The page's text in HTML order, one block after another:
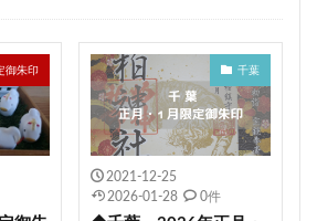
橿原神宮 烏谷崎神社
嶽神社 角館總鎭守 神明社
神社 由良湊神社
大阪市 ねこ 栃木
海津天神社 熊本
天満宮 荘内神社
御朱印 千葉
2021-12-25
2026-01-28
0件